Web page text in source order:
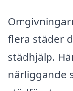
flera städer
städhjälp.
närliggande